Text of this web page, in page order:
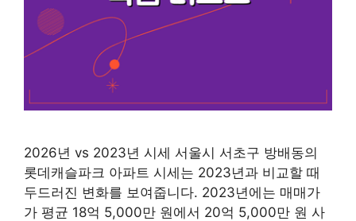
2026년 vs 2023년 시세 서울시 서초구 방배동의
롯데캐슬파크 아파트 시세는 2023년과 비교할 때
두드러진 변화를 보여줍니다. 2023년에는 매매가
가 평균 18억 5,000만 원에서 20억 5,000만 원 사